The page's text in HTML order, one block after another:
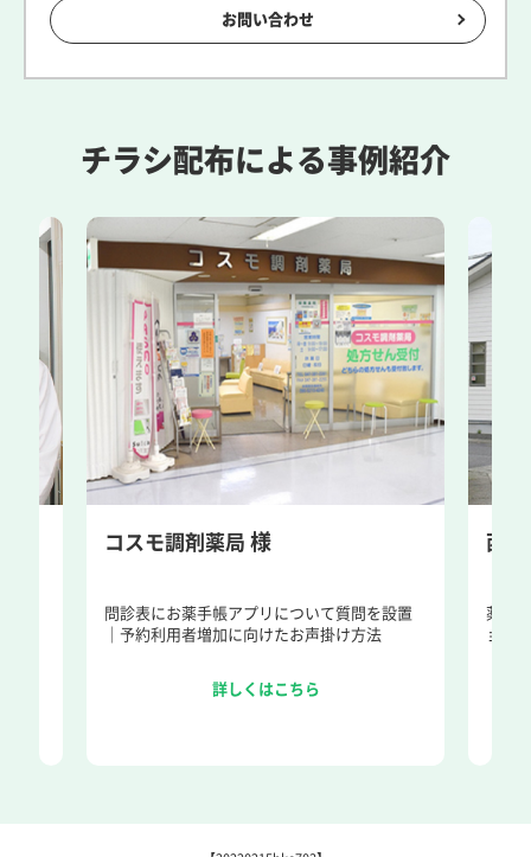
お問い合わせ
チラシ配布による事例紹介
コスモ調剤薬局 様
問診表にお薬手帳アプリについて質問を設置
｜予約利用者増加に向けたお声掛け方法
詳しくはこちら
西
薬局
ョン